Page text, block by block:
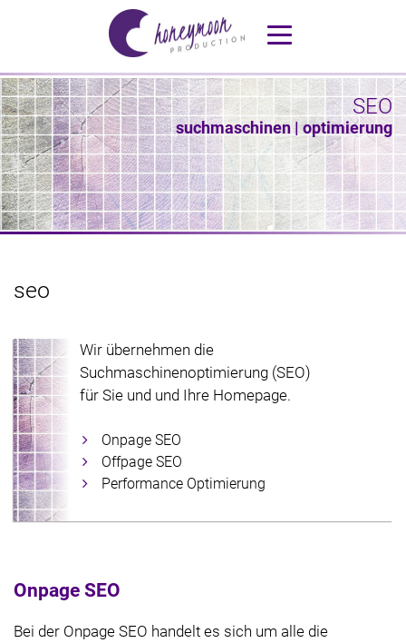
SEO
suchmaschinen | optimierung
seo
Wir übernehmen die
Suchmaschinenoptimierung (SEO)
für Sie und und Ihre Homepage.
Onpage SEO
Offpage SEO
Performance Optimierung
Onpage SEO
Bei der Onpage SEO handelt es sich um alle die